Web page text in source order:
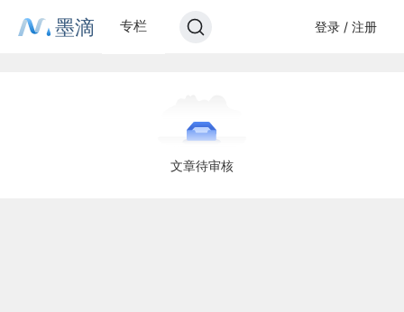
墨滴 专栏 登录 / 注册
文章待审核